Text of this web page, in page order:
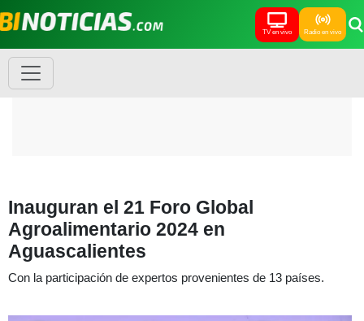
TV en vivo Radio en vivo
Inauguran el 21 Foro Global
Agroalimentario 2024 en
Aguascalientes
Con la participación de expertos provenientes de 13 países.